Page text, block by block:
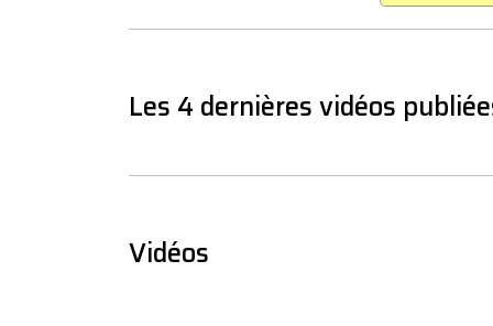
Les 4 dernières vidéos
Vidéos